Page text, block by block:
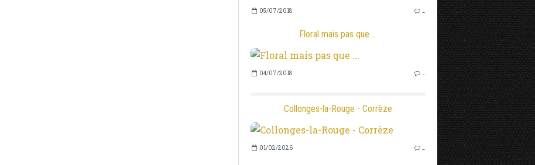
05/07/2018 …
Floral mais pas que ...
04/07/2018 …
Collonges-la-Rouge - Corrèze
01/02/2026 …